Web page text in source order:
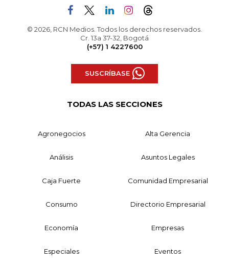
© 2026, RCN Medios. Todos los derechos reservados.
Cr. 13a 37-32, Bogotá
(+57) 1 4227600
SUSCRÍBASE
TODAS LAS SECCIONES
Agronegocios Alta Gerencia
Análisis Asuntos Legales
Caja Fuerte Comunidad Empresarial
Consumo Directorio Empresarial
Economía Empresas
Especiales Eventos